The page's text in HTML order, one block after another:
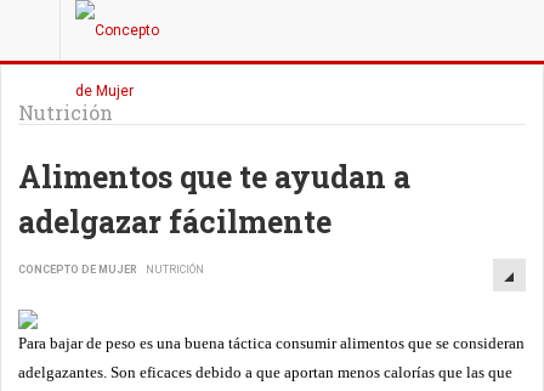
Nutrición
Alimentos que te ayudan a
adelgazar fácilmente
CONCEPTO DE MUJER NUTRICIÓN
Para bajar de peso es una buena táctica consumir alimentos que se consideran
adelgazantes. Son eficaces debido a que aportan menos calorías que las que